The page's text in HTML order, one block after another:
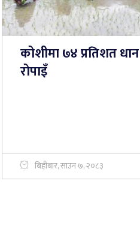
कोशीमा ७४ प्रतिशत धान
रोपाइँ
बिहीबार, साउन ७, २०८३